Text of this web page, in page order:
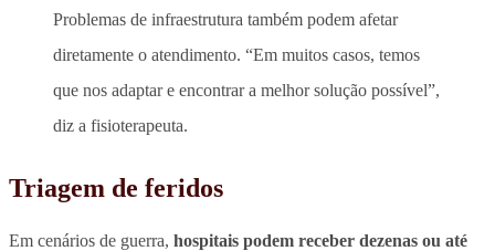
Problemas de infraestrutura também podem afetar
diretamente o atendimento. “Em muitos casos, temos
que nos adaptar e encontrar a melhor solução possível”,
diz a fisioterapeuta.
Triagem de feridos
Em cenários de guerra, hospitais podem receber dezenas ou até